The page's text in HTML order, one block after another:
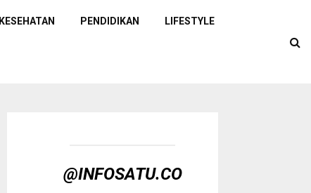
KESEHATAN PENDIDIKAN LIFESTYLE
@INFOSATU.CO